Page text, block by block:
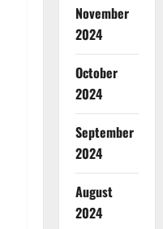
November
2024
October
2024
September
2024
August
2024